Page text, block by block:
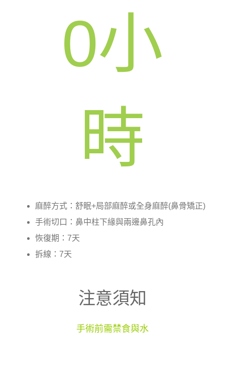
0小
時
麻醉方式：舒眠+局部麻醉或全身麻醉(鼻骨矯正)
手術切口：鼻中柱下緣與兩邊鼻孔內
恢復期：7天
拆線：7天
注意須知
手術前需禁食與水